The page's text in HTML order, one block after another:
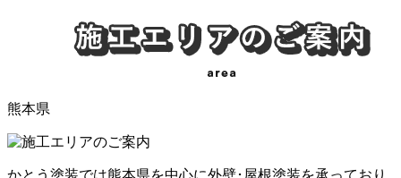
熊本県
かとう塗装では熊本県を中心に外壁･屋根塗装を承っており